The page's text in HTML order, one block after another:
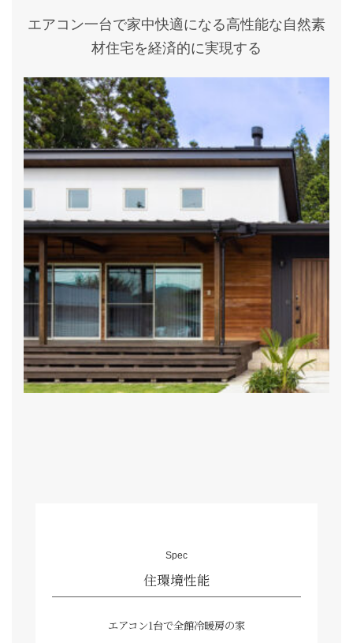
【松尾設計術】段差がつくる特
等席。リビングから愛車を楽し
める高性能平屋
【松尾設計術】在宅
適！子育て世代が暮
全館空調の平屋
Spec